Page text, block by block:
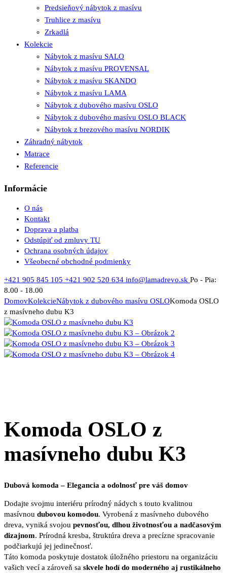
Predsieňový nábytok z masívu
Truhlice z masívu
Zrkadlá
Kolekcie
Nábytok z masívu SALO
Nábytok z masívu PROVENSAL
Nábytok z masívu SKANDO
Nábytok z masívu LAMA
Nábytok z dubového masívu OSLO
Nábytok z dubového masívu OSLO BLACK
Nábytok z brezového masívu NORDIK
Záhradný nábytok
Matrace
Referencie
Informácie
O nás
Kontakt
Doprava a platba
Odstúpiť od zmluvy TU
Ochrana osobných údajov
Všeobecné obchodné podmienky
+421 905 845 105 +421 902 520 634 info@lamadrevo.sk Po - Pia:
8.00 - 18.00
DomovKolekcieNábytok z dubového masívu OSLOKomoda OSLO
z masívneho dubu K3
Komoda OSLO z
masívneho dubu K3
Dubová komoda – Elegancia a odolnosť pre váš domov
Dodajte svojmu interiéru prírodný nádych s touto kvalitnou
masívnou dubovou komodou. Vyrobená z masívneho dubového
dreva, vyniká svojou pevnosťou, dlhou životnosťou a nadčasovým
dizajnom. Prírodná kresba, štruktúra dreva a precízne spracovanie
podčiarkujú jej jedinečnosť.
Táto komoda poskytuje dostatok úložného priestoru na organizáciu
vašich vecí a zároveň sa skvele hodí do moderného aj rustikálneho